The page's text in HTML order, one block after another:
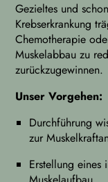
Gezieltes und
Krebserkrankung
Chemotherapie
Muskelabbau zu
zurückzugewinnen.
Unser Vorgehen:
Durchführung
zur
Erstellung eines